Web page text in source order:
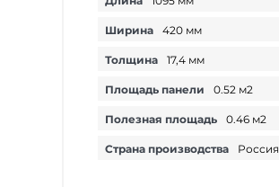
Ширина 420 мм
Толщина 17,4 мм
Площадь панели 0.52 м2
Полезная площадь 0.46 м2
Страна производства Россия